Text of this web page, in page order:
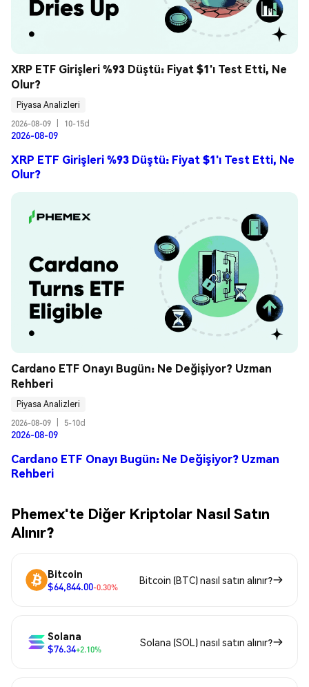
XRP ETF Girişleri %93 Düştü: Fiyat $1'ı Test Etti, Ne
Olur?
Piyasa Analizleri
2026-08-09
10-15d
2026-08-09
XRP ETF Girişleri %93 Düştü: Fiyat $1'ı Test Etti, Ne
Olur?
Cardano ETF Onayı Bugün: Ne Değişiyor? Uzman
Rehberi
Piyasa Analizleri
2026-08-09
5-10d
2026-08-09
Cardano ETF Onayı Bugün: Ne Değişiyor? Uzman
Rehberi
Phemex'te Diğer Kriptolar Nasıl Satın
Alınır?
Bitcoin
$64,844.00-0.30%
Bitcoin (BTC) nasıl satın alınır?
Solana
$76.34+2.10%
Solana (SOL) nasıl satın alınır?